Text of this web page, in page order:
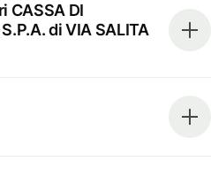
CASSA DI
di VIA SALITA